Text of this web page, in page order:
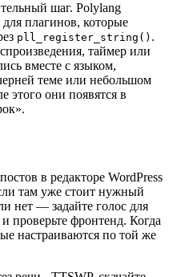
шаг. Polylang
для плагинов, которые
pll_register_string() .
таймер или
вместе с языком,
теме или небольшом
этого они появятся в
в редакторе WordPress
там уже стоит нужный
нет — задайте голос для
проверьте фронтенд. Когда
настраиваются по той же